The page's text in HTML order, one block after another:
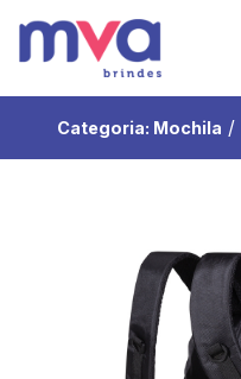
Categoria: Mochila /